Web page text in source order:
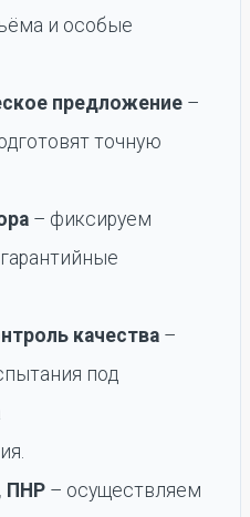
и особые
предложение –
точную
– фиксируем
качества –
под
ПНР – осуществляем